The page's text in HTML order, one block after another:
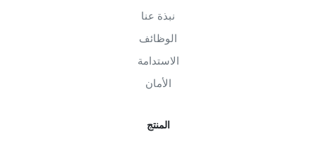
نبذة عنا
الوظائف
الاستدامة
الأمان
المنتج